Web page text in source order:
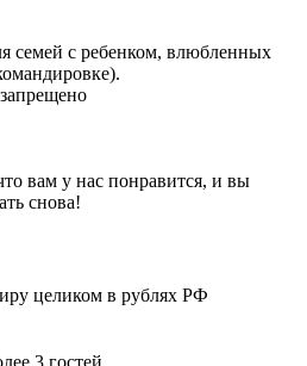
семей с ребенком, влюбленных
вам у нас понравится, и вы
снова!
целиком в рублях РФ
3 гостей